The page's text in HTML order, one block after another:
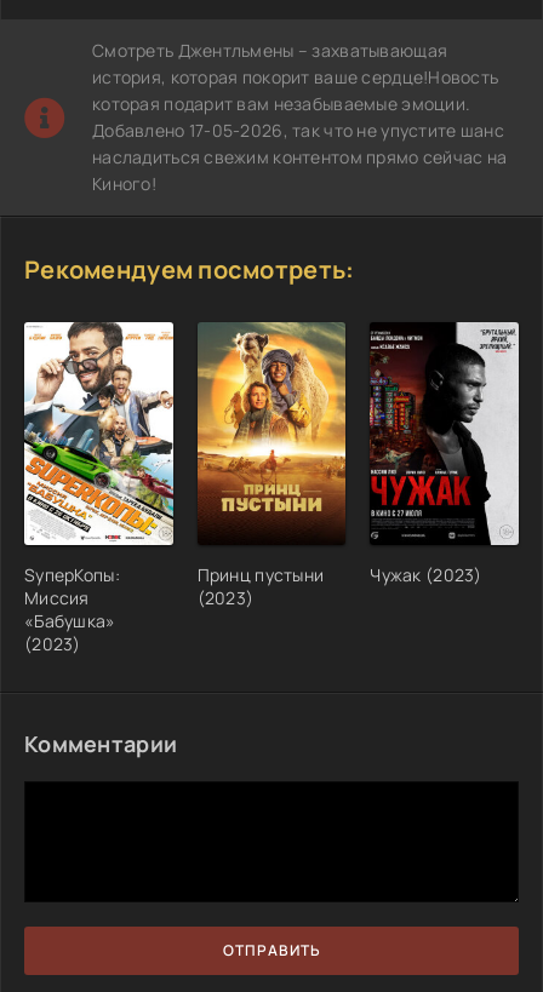
Смотреть Джентльмены – захватывающая
история, которая покорит ваше сердце!Новость
которая подарит вам незабываемые эмоции.
Добавлено 17-05-2026, так что не упустите шанс
насладиться свежим контентом прямо сейчас на
Киного!
Рекомендуем посмотреть:
SуперКопы:
Миссия
«Бабушка»
(2023)
Принц пустыни
(2023)
Чужак (2023)
Комментарии
ОТПРАВИТЬ